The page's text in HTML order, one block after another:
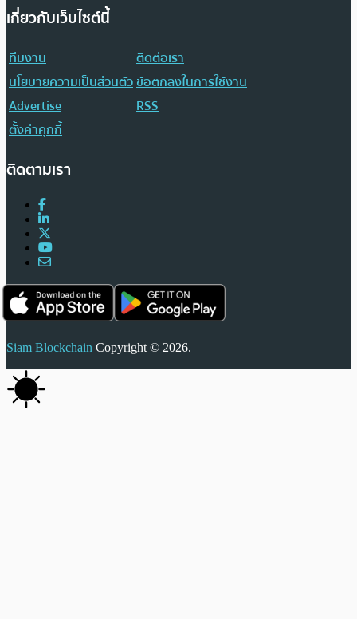
เกี่ยวกับเว็บไซต์นี้
ทีมงาน
ติดต่อเรา
นโยบายความเป็นส่วนตัวข้อตกลงในการใช้งาน
Advertise
RSS
ตั้งค่าคุกกี้
ติดตามเรา
Siam Blockchain Copyright © 2026.